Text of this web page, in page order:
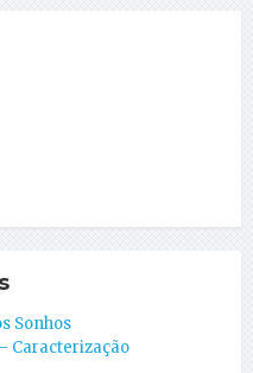
Sonhos
Caracterização